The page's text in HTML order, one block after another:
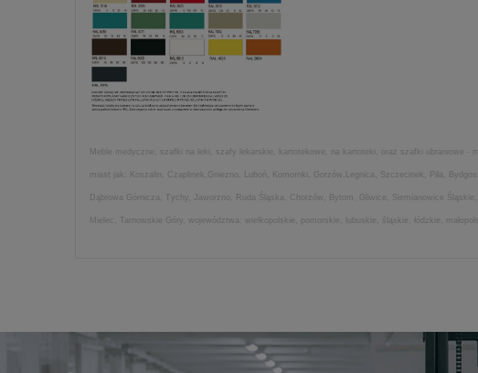
Meble medyczne, szafki na leki, szafy lekarskie, kartotekowe, na kartoteki, oraz szafki ubraniowe
miast jak: Koszalin, Czaplinek,Gniezno, Luboń, Komornki, Gorzów,Legnica, Szczecinek, Piła,
Dąbrowa Górnicza, Tychy, Jaworzno, Ruda Śląska, Chorzów, Bytom, Gliwice, Siemianowice
Mielec, Tarnowskie Góry, województwa: wielkopolskie, pomorskie, lubuskie, śląskie, łódzkie,